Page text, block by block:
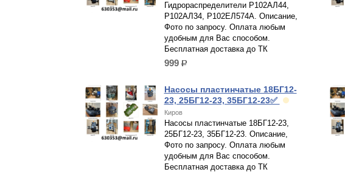
Гидрораспределители Р102АЛ44,
Р102АЛ34, Р102ЕЛ574А. Описание,
Фото по запросу. Оплата любым
удобным для Вас способом.
Бесплатная доставка до ТК
999 р.
Насосы пластинчатые 18БГ12-
23, 25БГ12-23, 35БГ12-23✅
Киров
Насосы пластинчатые 18БГ12-23,
25БГ12-23, 35БГ12-23. Описание,
Фото по запросу. Оплата любым
удобным для Вас способом.
Бесплатная доставка до ТК